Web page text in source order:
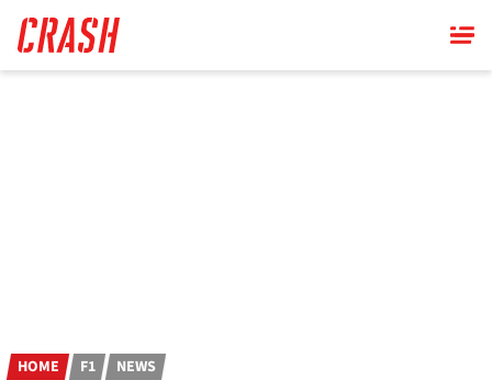
main
content
HOME F1 NEWS